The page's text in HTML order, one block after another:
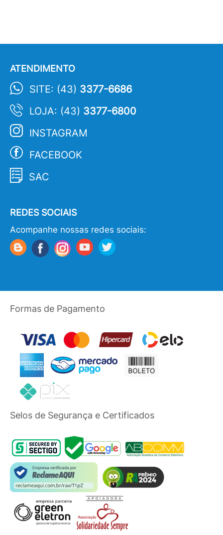
ATENDIMENTO
SITE: (43) 3377-6686
LOJA: (43) 3377-6800
INSTAGRAM
FACEBOOK
SAC
REDES SOCIAIS
Acompanhe nossas redes sociais:
Formas de Pagamento
Selos de Segurança e Certificados